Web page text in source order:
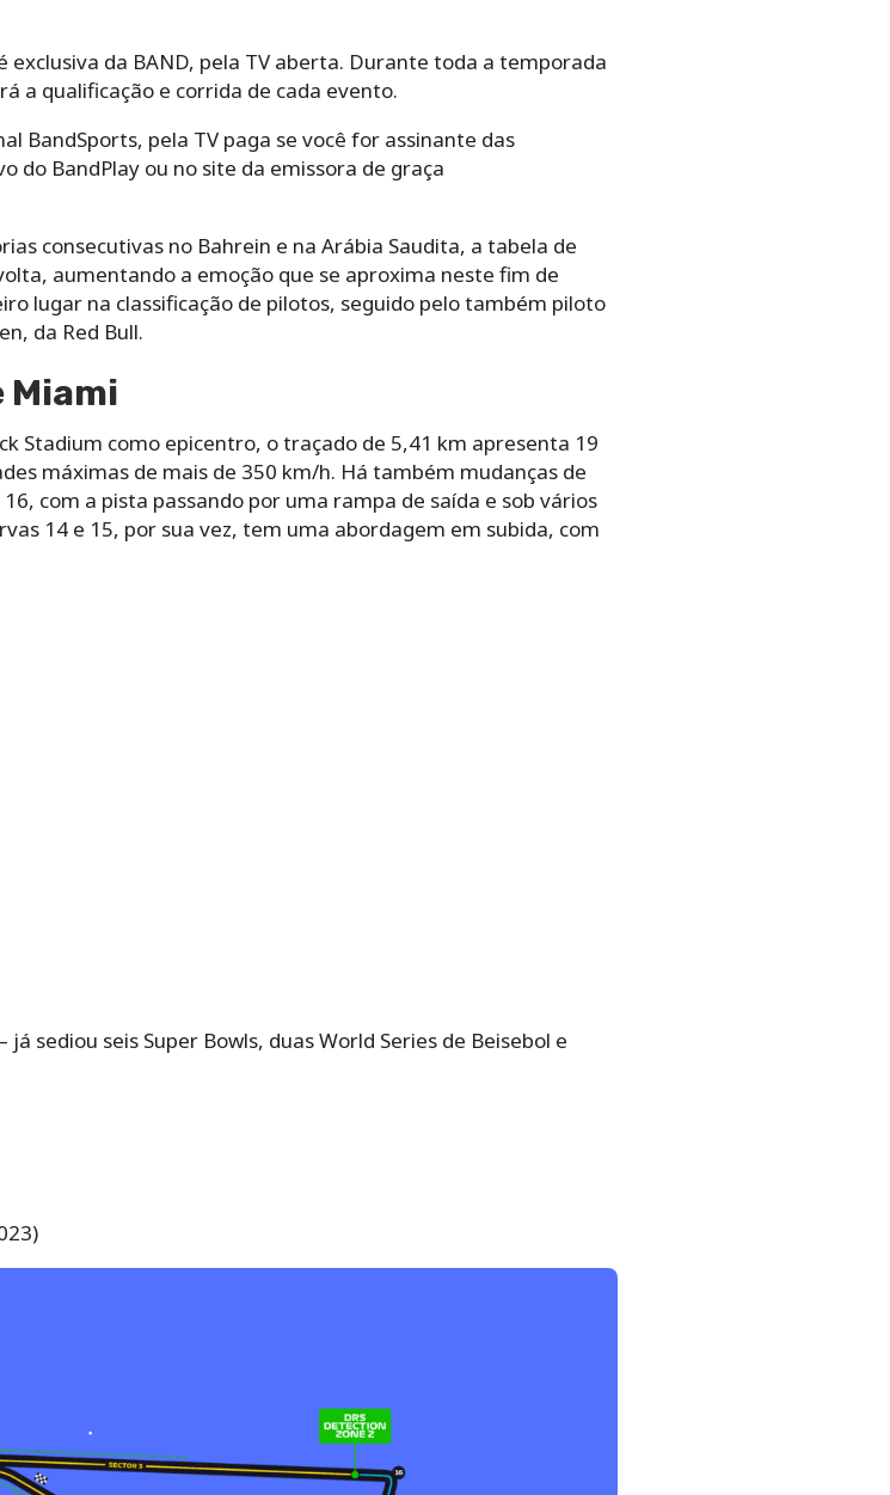
exclusiva da BAND, pela TV aberta. Durante toda a temporada
a qualificação e corrida de cada evento.
BandSports, pela TV paga se você for assinante das
do BandPlay ou no site da emissora de graça
consecutivas no Bahrein e na Arábia Saudita, a tabela de
aumentando a emoção que se aproxima neste fim de
lugar na classificação de pilotos, seguido pelo também piloto
da Red Bull.
Stadium como epicentro, o traçado de 5,41 km apresenta 19
máximas de mais de 350 km/h. Há também mudanças de
com a pista passando por uma rampa de saída e sob vários
14 e 15, por sua vez, tem uma abordagem em subida, com
sediou seis Super Bowls, duas World Series de Beisebol e